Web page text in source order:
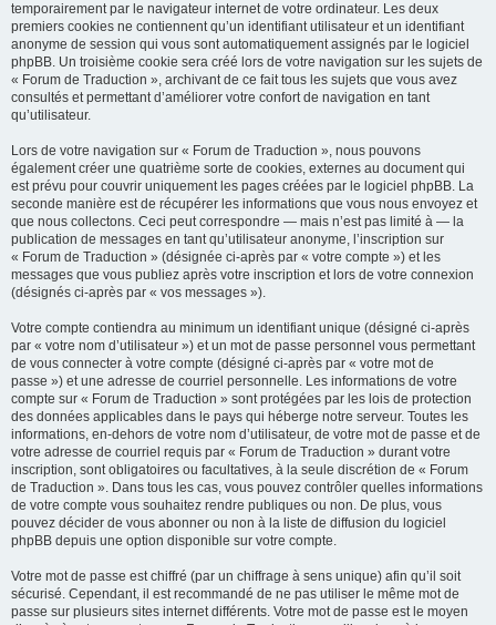
temporairement par le navigateur internet de votre ordinateur. Les deux
premiers cookies ne contiennent qu’un identifiant utilisateur et un identifiant
anonyme de session qui vous sont automatiquement assignés par le logiciel
phpBB. Un troisième cookie sera créé lors de votre navigation sur les sujets de
« Forum de Traduction », archivant de ce fait tous les sujets que vous avez
consultés et permettant d’améliorer votre confort de navigation en tant
qu’utilisateur.
Lors de votre navigation sur « Forum de Traduction », nous pouvons
également créer une quatrième sorte de cookies, externes au document qui
est prévu pour couvrir uniquement les pages créées par le logiciel phpBB. La
seconde manière est de récupérer les informations que vous nous envoyez et
que nous collectons. Ceci peut correspondre — mais n’est pas limité à — la
publication de messages en tant qu’utilisateur anonyme, l’inscription sur
« Forum de Traduction » (désignée ci-après par « votre compte ») et les
messages que vous publiez après votre inscription et lors de votre connexion
(désignés ci-après par « vos messages »).
Votre compte contiendra au minimum un identifiant unique (désigné ci-après
par « votre nom d’utilisateur ») et un mot de passe personnel vous permettant
de vous connecter à votre compte (désigné ci-après par « votre mot de
passe ») et une adresse de courriel personnelle. Les informations de votre
compte sur « Forum de Traduction » sont protégées par les lois de protection
des données applicables dans le pays qui héberge notre serveur. Toutes les
informations, en-dehors de votre nom d’utilisateur, de votre mot de passe et de
votre adresse de courriel requis par « Forum de Traduction » durant votre
inscription, sont obligatoires ou facultatives, à la seule discrétion de « Forum
de Traduction ». Dans tous les cas, vous pouvez contrôler quelles informations
de votre compte vous souhaitez rendre publiques ou non. De plus, vous
pouvez décider de vous abonner ou non à la liste de diffusion du logiciel
phpBB depuis une option disponible sur votre compte.
Votre mot de passe est chiffré (par un chiffrage à sens unique) afin qu’il soit
sécurisé. Cependant, il est recommandé de ne pas utiliser le même mot de
passe sur plusieurs sites internet différents. Votre mot de passe est le moyen